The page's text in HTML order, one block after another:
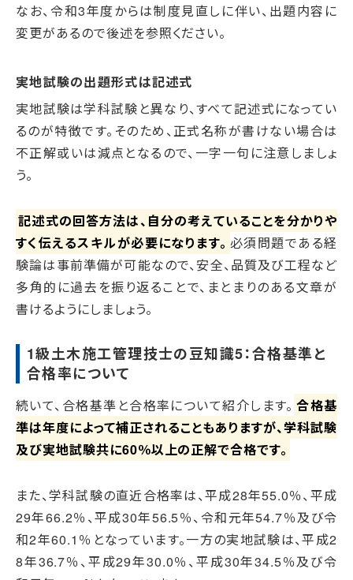
なお、令和3年度からは制度見直しに伴い、出題内容に
変更があるので後述を参照ください。
実地試験の出題形式は記述式
実地試験は学科試験と異なり、すべて記述式になってい
るのが特徴です。そのため、正式名称が書けない場合は
不正解或いは減点となるので、一字一句に注意しましょ
う。
記述式の回答方法は、自分の考えていることを分かりや
すく伝えるスキルが必要になります。 必須問題である経
験論は事前準備が可能なので、安全、品質及び工程など
多角的に過去を振り返ることで、まとまりのある文章が
書けるようにしましょう。
1級土木施工管理技士の豆知識5：合格基準と
合格率について
続いて、合格基準と合格率について紹介します。 合格基
準は年度によって補正されることもありますが、学科試験
及び実地試験共に60％以上の正解で合格です。
また、学科試験の直近合格率は、平成28年55.0％、平成
29年66.2％、平成30年56.5％、令和元年54.7％及び令
和2年60.1％となっています。一方の実地試験は、平成2
8年36.7％、平成29年30.0％、平成30年34.5％及び令